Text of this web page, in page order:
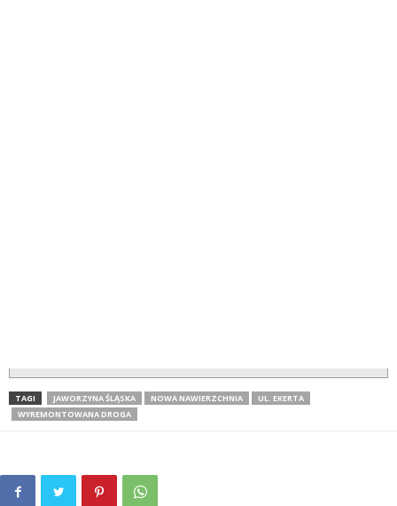
TAGI JAWORZYNA ŚLĄSKA NOWA NAWIERZCHNIA
UL. EKERTA
WYREMONTOWANA DROGA